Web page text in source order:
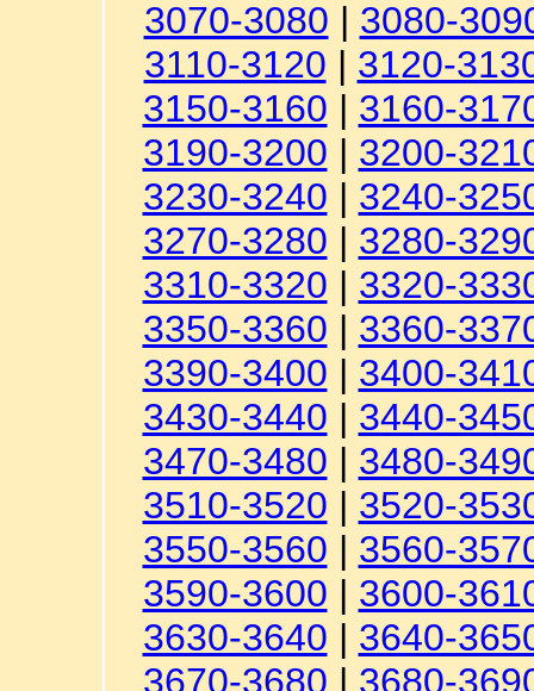
3070-3080 | 3080-
3110-3120 | 3120-
3150-3160 | 3160-
3190-3200 | 3200-
3230-3240 | 3240-
3270-3280 | 3280-
3310-3320 | 3320-
3350-3360 | 3360-
3390-3400 | 3400-
3430-3440 | 3440-
3470-3480 | 3480-
3510-3520 | 3520-
3550-3560 | 3560-
3590-3600 | 3600-
3630-3640 | 3640-
3670-3680 | 3680-